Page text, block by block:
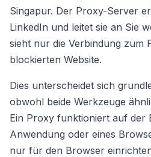
Singapur. Der Proxy-Server
LinkedIn und leitet sie an Sie
sieht nur die Verbindung zum
blockierten Website.
Dies unterscheidet sich
obwohl beide Werkzeuge
Ein Proxy funktioniert auf der
Anwendung oder eines
nur für den Browser